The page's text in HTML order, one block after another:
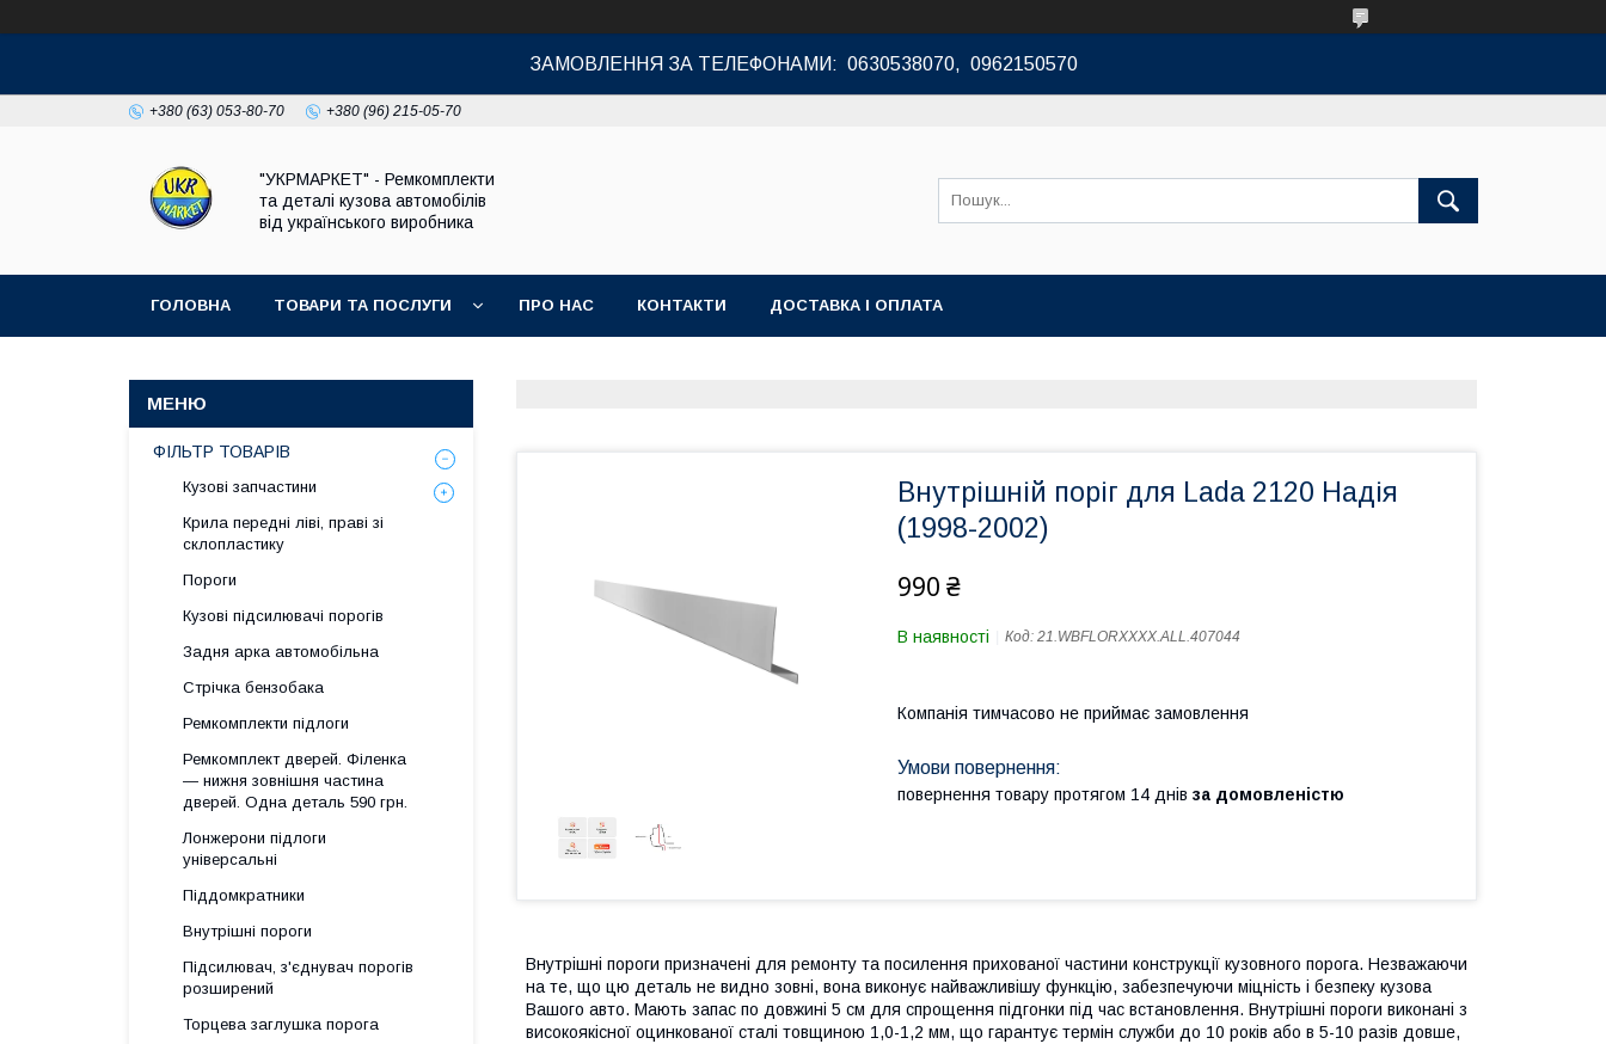
ЗАМОВЛЕННЯ ЗА ТЕЛЕФОНАМИ: 0630538070, 0962150570
+380 (63) 053-80-70 +380 (96) 215-05-70
"УКРМАРКЕТ" - Ремкомплекти
та деталі кузова автомобілів
від українського виробника
ГОЛОВНА ТОВАРИ ТА ПОСЛУГИ ПРО НАС КОНТАКТИ ДОСТАВКА І ОПЛАТА
Внутрішній поріг для Lada 2120 Надія
(1998-2002)
990 ₴
В наявності Код: 21.WBFLORXXXX.ALL.407044
Компанія тимчасово не приймає замовлення
повернення товару протягом 14 днів за домовленістю
Внутрішні пороги призначені для ремонту та посилення прихованої частини конструкції кузовного порога. Незважаючи
на те, що цю деталь не видно зовні, вона виконує найважливішу функцію, забезпечуючи міцність і безпеку кузова
Вашого авто. Мають запас по довжині 5 см для спрощення підгонки під час встановлення. Внутрішні пороги виконані з
високоякісної оцинкованої сталі товщиною 1,0-1,2 мм, що гарантує термін служби до 10 років або в 5-10 разів довше,
ФІЛЬТР ТОВАРІВ
Кузові запчастини
Крила передні ліві, праві зі
склопластику
Пороги
Кузові підсилювачі порогів
Задня арка автомобільна
Стрічка бензобака
Ремкомплекти підлоги
Ремкомплект дверей. Філенка
— нижня зовнішня частина
дверей. Одна деталь 590 грн.
Лонжерони підлоги
універсальні
Піддомкратники
Внутрішні пороги
Підсилювач, з'єднувач порогів
розширений
Торцева заглушка порога